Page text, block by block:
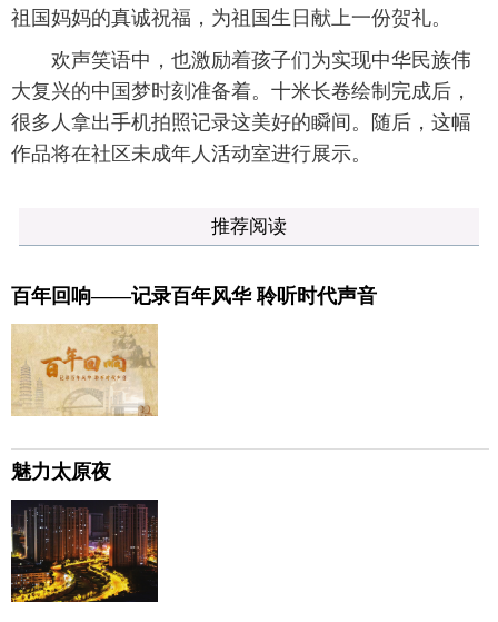
祖国妈妈的真诚祝福，为祖国生日献上一份贺礼。
欢声笑语中，也激励着孩子们为实现中华民族伟
大复兴的中国梦时刻准备着。十米长卷绘制完成后，
很多人拿出手机拍照记录这美好的瞬间。随后，这幅
作品将在社区未成年人活动室进行展示。
推荐阅读
百年回响——记录百年风华 聆听时代声音
魅力太原夜